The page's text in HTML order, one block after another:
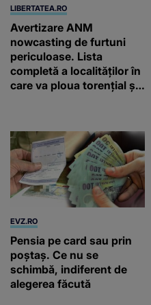
LIBERTATEA.RO
Avertizare ANM
nowcasting de furtuni
periculoase. Lista
completă a localităților în
care va ploua torențial și
EVZ.RO
Pensia pe card sau prin
poștaș. Ce nu se
schimbă, indiferent de
alegerea făcută